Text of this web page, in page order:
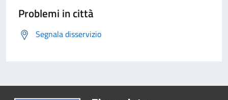
Problemi in città
Segnala disservizio